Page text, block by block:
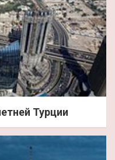
Турции